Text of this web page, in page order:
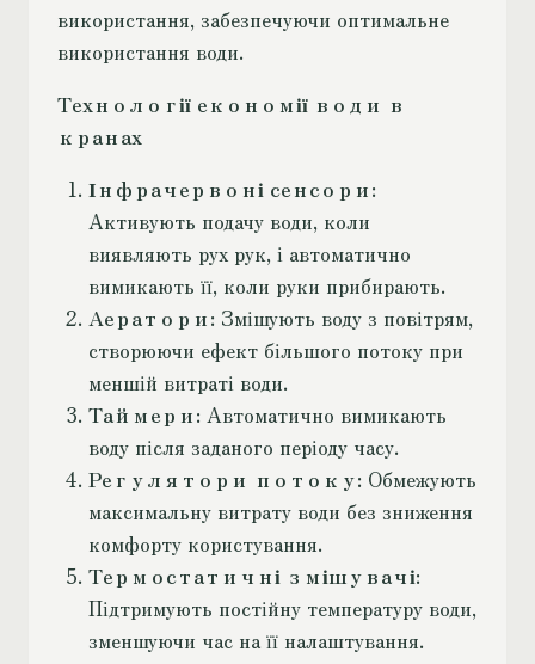
використання, забезпечуючи оптимальне
використання води.
Технології економії води в
кранах
Інфрачервоні сенсори:
Активують подачу води, коли
виявляють рух рук, і автоматично
вимикають її, коли руки прибирають.
Аератори: Змішують воду з повітрям,
створюючи ефект більшого потоку при
меншій витраті води.
Таймери: Автоматично вимикають
воду після заданого періоду часу.
Регулятори потоку: Обмежують
максимальну витрату води без зниження
комфорту користування.
Термостатичні змішувачі:
Підтримують постійну температуру води,
зменшуючи час на її налаштування.